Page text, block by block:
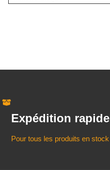
Expédition rapide
Pour tous les produits en stock